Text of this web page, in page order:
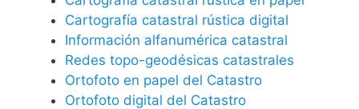
Cartografía catastral rústica digital
Información alfanumérica catastral
Redes topo-geodésicas catastrales
Ortofoto en papel del Catastro
Ortofoto digital del Catastro